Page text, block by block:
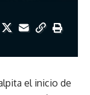
el inicio de